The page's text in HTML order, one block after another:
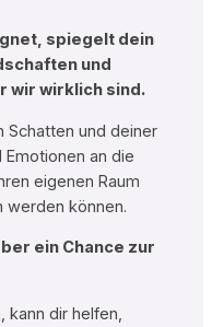
spiegelt dein
und
wir wirklich sind.
Schatten und deiner
an die
eigenen Raum
werden können.
ein Chance zur
kann dir helfen,